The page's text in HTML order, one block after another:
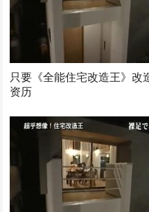
只要《全能住宅改造王》
资历